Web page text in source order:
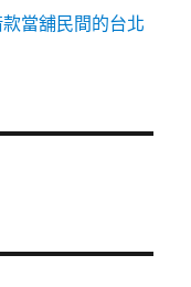
當舖民間的台北